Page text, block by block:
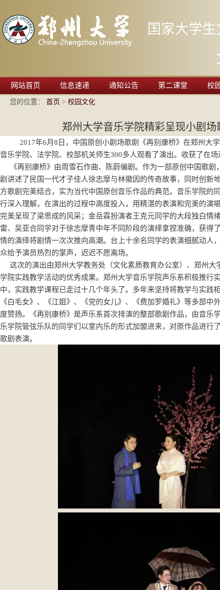
国家大学
网站首页 信息速递 通知公告 第二课堂 校
您的位置： 首页 > 校园文化
郑州大学音乐学院精彩呈现小剧
2017年6月8日，中国原创小剧场歌剧《再别康桥》在郑州大
音乐学院、法学院、校部机关师生300多人观看了演出。收获了在
《再别康桥》由周雪石作曲、陈蔚编剧。作为一部原创中国歌
剧讲述了民国一代才子佳人徐志摩与林徽因的传奇故事，同时创新
方歌剧完美结合，实为当代中国原创音乐作品的典范。音乐学院的
行深入理解，在演出的过程中高度投入，用精湛的表演和完美的演
完美呈现了梁思成的风采；金岳霖扮演者王克元同学的大段独白情
雷、吴亚合同学对于徐志摩青中年不同阶段的演绎拿捏准确，获得
情的演绎将剧情一次次推向高潮。台上十余名同学的表演细腻动人
众给予演员热烈的掌声，迟迟不愿离场。
这次的演出由郑州大学教务处（文化素质教育办公室）、郑州
学院实践教学活动的优秀成果。郑州大学音乐学院声乐系积极推行
中，实践教学课程已走过十几个年头了。多年来坚持将教学与实践
《白毛女》、《江姐》、《党的女儿》、《费加罗婚礼》等多部中
度赞扬。《再别康桥》是声乐系首次排演的整部歌剧作品，由音乐
乐学院管弦乐队的同学们以室内乐的形式加盟进来，对原作品进行
歌剧表演。